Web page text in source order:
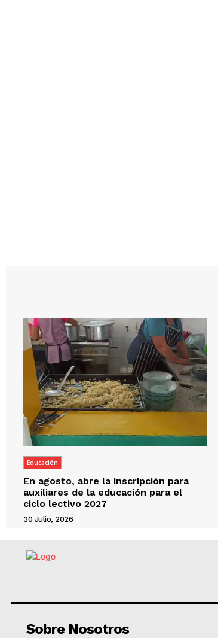
Educación
En agosto, abre la inscripción para
auxiliares de la educación para el
ciclo lectivo 2027
30 Julio, 2026
Sobre Nosotros